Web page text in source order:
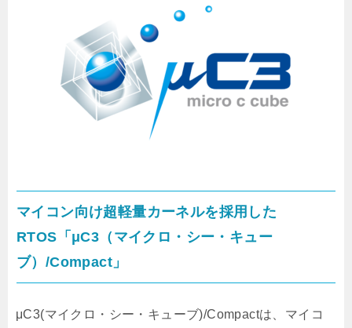
マイコン向け超軽量カーネルを採用した
RTOS「μC3（マイクロ・シー・キュー
ブ）/Compact」
μC3(マイクロ・シー・キューブ)/Compactは、マイコ